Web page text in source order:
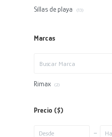
Sillas de playa (13)
Marcas
Rimax (2)
Precio ($)